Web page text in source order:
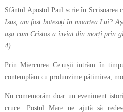
Sfântul Apostol Paul scrie în Scrisoarea
Isus, am fost botezați în moartea Lui?
așa cum Cristos a înviat din morți prin
4).
Prin Miercurea Cenușii intrăm în
contemplăm cu profunzime pătimirea,
Nu comemorăm doar un eveniment
cruce. Postul Mare ne ajută să